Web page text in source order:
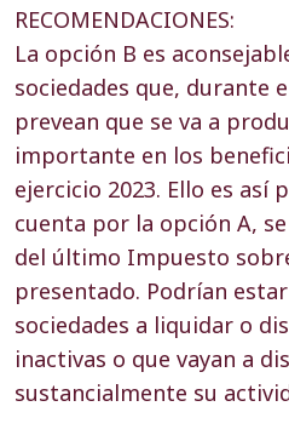
RECOMENDACIONES:
La opción B es
sociedades que, durante
prevean que se va a
importante en los
ejercicio 2023. Ello es así
cuenta por la opción A,
del último Impuesto
presentado. Podrían
sociedades a liquidar o
inactivas o que vayan a
sustancialmente su